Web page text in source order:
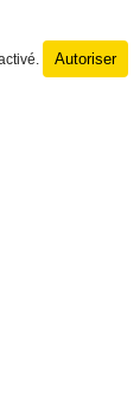
Autoriser